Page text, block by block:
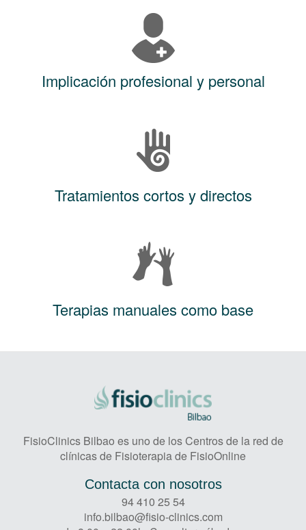
Implicación profesional y personal
Tratamientos cortos y directos
Terapias manuales como base
FisioClinics Bilbao es uno de los Centros de la red de
clínicas de Fisioterapia de FisioOnline
Contacta con nosotros
94 410 25 54
info.bilbao@fisio-clinics.com